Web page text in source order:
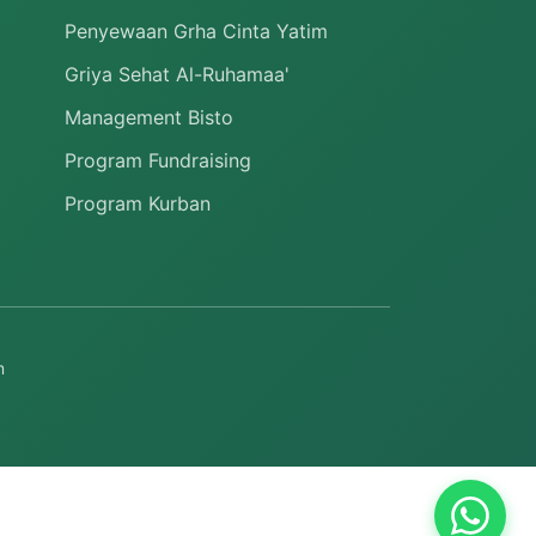
Penyewaan Grha Cinta Yatim
Griya Sehat Al-Ruhamaa'
Management Bisto
Program Fundraising
Program Kurban